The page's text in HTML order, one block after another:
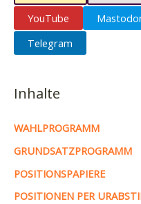
YouTube
Telegram
Inhalte
WAHLPROGRAMM
GRUNDSATZPROGRAMM
POSITIONSPAPIERE
POSITIONEN PER